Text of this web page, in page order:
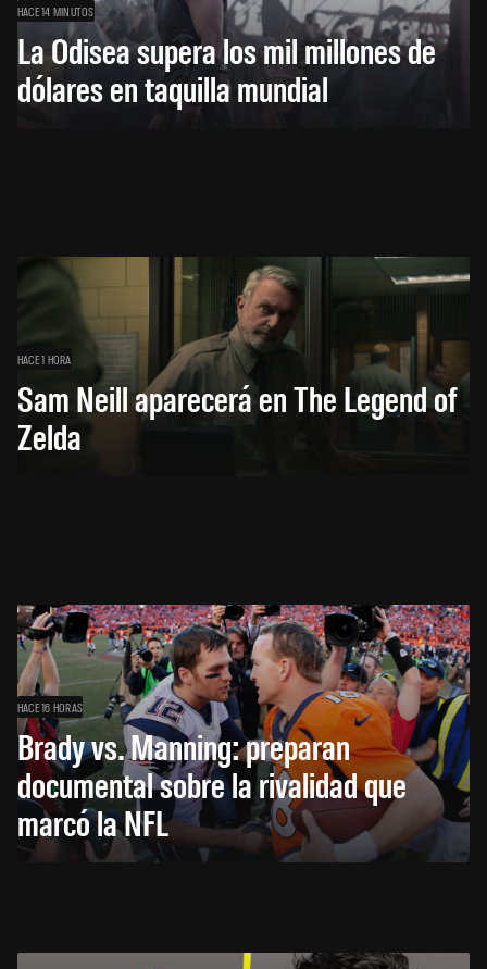
HACE 14 MINUTOS
La Odisea supera los mil millones de
dólares en taquilla mundial
HACE 1 HORA
Sam Neill aparecerá en The Legend of
Zelda
HACE 16 HORAS
Brady vs. Manning: preparan
documental sobre la rivalidad que
marcó la NFL